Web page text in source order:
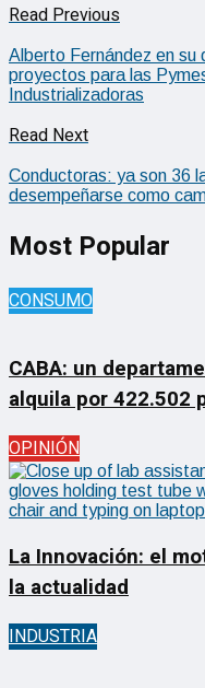
Read Previous
Alberto Fernández en su
proyectos para las
Industrializadoras
Read Next
Conductoras: ya son 36
desempeñarse como
Most Popular
CONSUMO
CABA: un
alquila por 422.502
OPINIÓN
La Innovación: el
la actualidad
INDUSTRIA